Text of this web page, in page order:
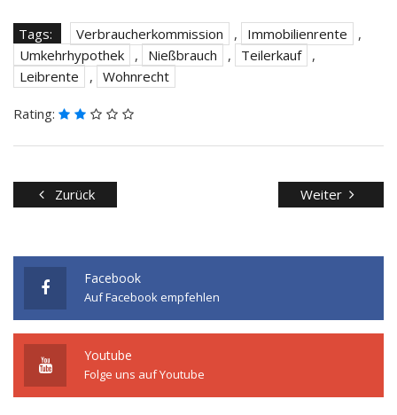
Tags: Verbraucherkommission , Immobilienrente
,
Umkehrhypothek
, Nießbrauch , Teilerkauf
,
Leibrente
, Wohnrecht
Rating:
Zurück Weiter
Facebook
Auf Facebook empfehlen
Youtube
Folge uns auf Youtube